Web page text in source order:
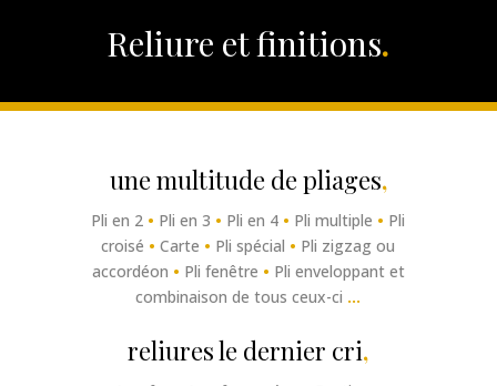
Reliure et finitions.
une multitude de pliages,
Pli en 2 • Pli en 3 • Pli en 4 • Pli multiple • Pli
croisé • Carte • Pli spécial • Pli zigzag ou
accordéon • Pli fenêtre • Pli enveloppant et
combinaison de tous ceux-ci …
reliures le dernier cri,